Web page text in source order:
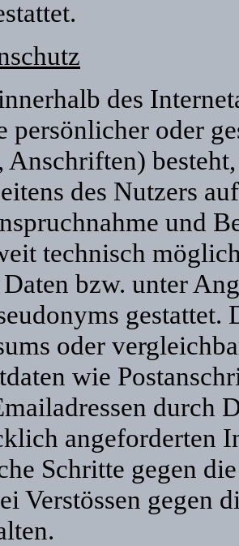
des
persönlicher oder
Anschriften)
des Nutzers
und
technisch
bzw. unter
oder
wie
durch
angeforderten
Schritte gegen
Verstössen gegen